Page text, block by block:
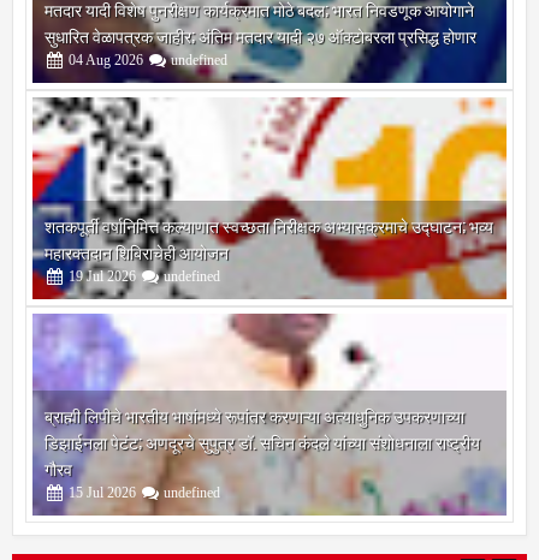
मतदार यादी विशेष पुनरीक्षण कार्यक्रमात मोठे बदल; भारत निवडणूक आयोगाने
सुधारित वेळापत्रक जाहीर; अंतिम मतदार यादी २७ ऑक्टोबरला प्रसिद्ध होणार
2026 undefined
शतकपूर्ती वर्षानिमित्त कल्याणात स्वच्छता निरीक्षक अभ्यासक्रमाचे उद्घाटन; भव्य
महारक्तदान शिबिराचेही आयोजन
19 Jul 2026 undefined
ब्राह्मी लिपीचे भारतीय भाषांमध्ये रूपांतर करणाऱ्या अत्याधुनिक उपकरणाच्या
डिझाईनला पेटंट; अणदूरचे सुपुत्र डॉ. सचिन कंदले यांच्या संशोधनाला राष्ट्रीय
गौरव
Jul 2026